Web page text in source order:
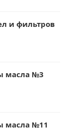
и фильтров
масла №3
масла №11